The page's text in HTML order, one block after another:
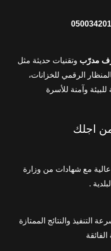
مدرّب وتقنيات حديثة مثل
الرقمي للخزانات،
وآمنة للأسرة
اجلك
مع شهادات من وزارة
.
التنفيذ والنتائج الممتازة